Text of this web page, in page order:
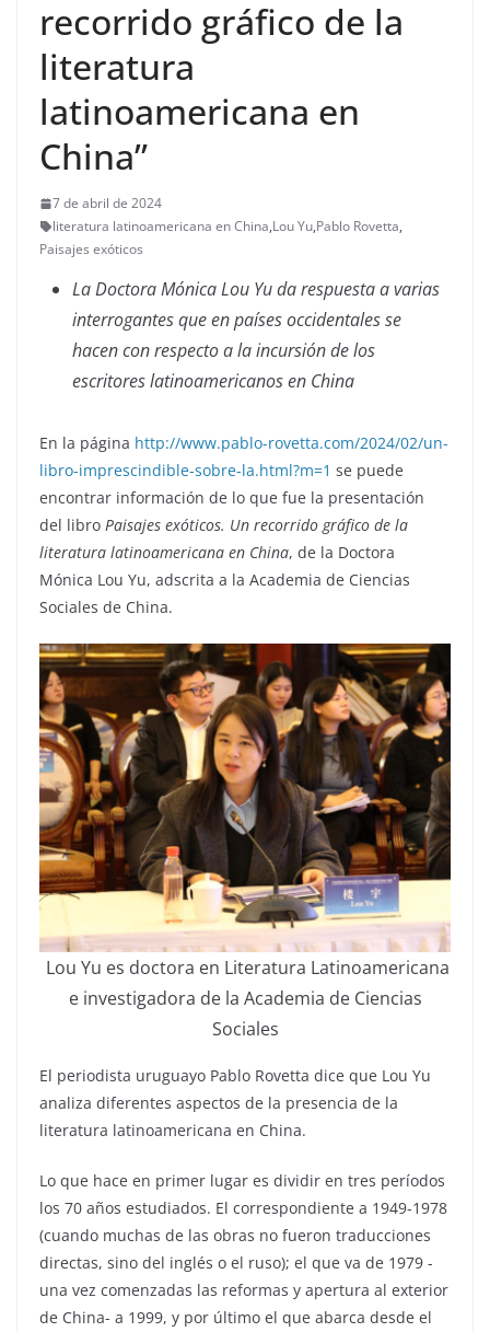
recorrido gráfico de la
literatura
latinoamericana en
China”
7 de abril de 2024
literatura latinoamericana en China,Lou Yu,Pablo Rovetta,
Paisajes exóticos
La Doctora Mónica Lou Yu da respuesta a varias
interrogantes que en países occidentales se
hacen con respecto a la incursión de los
escritores latinoamericanos en China
En la página http://www.pablo-rovetta.com/2024/02/un-
libro-imprescindible-sobre-la.html?m=1 se puede
encontrar información de lo que fue la presentación
del libro Paisajes exóticos. Un recorrido gráfico de la
literatura latinoamericana en China, de la Doctora
Mónica Lou Yu, adscrita a la Academia de Ciencias
Sociales de China.
Lou Yu es doctora en Literatura Latinoamericana
e investigadora de la Academia de Ciencias
Sociales
El periodista uruguayo Pablo Rovetta dice que Lou Yu
analiza diferentes aspectos de la presencia de la
literatura latinoamericana en China.
Lo que hace en primer lugar es dividir en tres períodos
los 70 años estudiados. El correspondiente a 1949-1978
(cuando muchas de las obras no fueron traducciones
directas, sino del inglés o el ruso); el que va de 1979 -
una vez comenzadas las reformas y apertura al exterior
de China- a 1999, y por último el que abarca desde el